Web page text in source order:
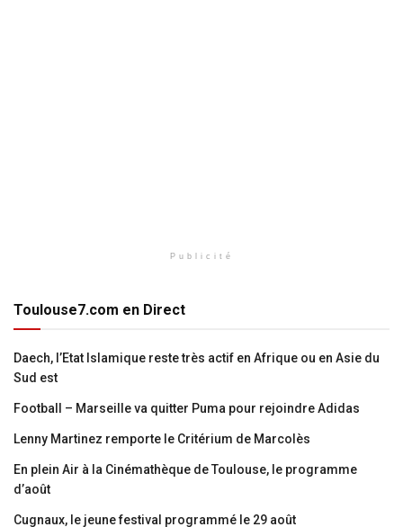
Publicité
Toulouse7.com en Direct
Daech, l’Etat Islamique reste très actif en Afrique ou en Asie du
Sud est
Football – Marseille va quitter Puma pour rejoindre Adidas
Lenny Martinez remporte le Critérium de Marcolès
En plein Air à la Cinémathèque de Toulouse, le programme
d’août
Cugnaux, le jeune festival programmé le 29 août